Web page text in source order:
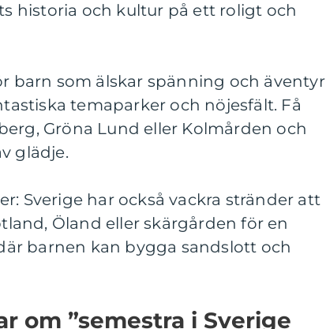
historia och kultur på ett roligt och
barn som älskar spänning och äventyr
temaparker och nöjesfält. Få
Gröna Lund eller Kolmården och
glädje.
Sverige har också vackra stränder att
Öland eller skärgården för en
barnen kan bygga sandslott och
om ”semestra i Sverige